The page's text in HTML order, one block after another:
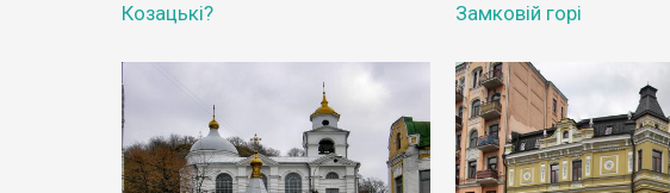
Козацькі?
Замковій горі